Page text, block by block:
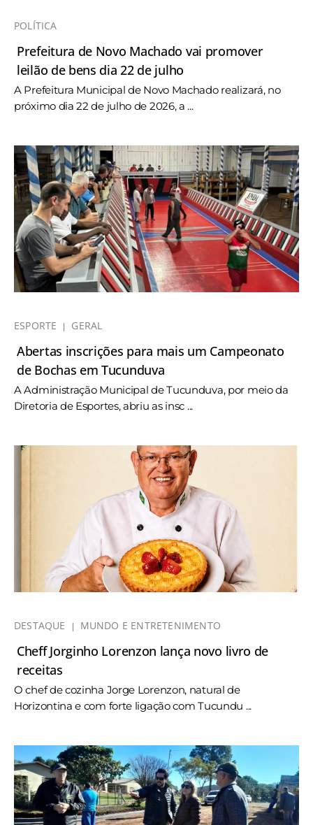
POLÍTICA
Prefeitura de Novo Machado vai promover
leilão de bens dia 22 de julho
A Prefeitura Municipal de Novo Machado realizará, no
próximo dia 22 de julho de 2026, a ...
ESPORTE GERAL
Abertas inscrições para mais um Campeonato
de Bochas em Tucunduva
A Administração Municipal de Tucunduva, por meio da
Diretoria de Esportes, abriu as insc ...
DESTAQUE MUNDO E ENTRETENIMENTO
Cheff Jorginho Lorenzon lança novo livro de
receitas
O chef de cozinha Jorge Lorenzon, natural de
Horizontina e com forte ligação com Tucundu ...